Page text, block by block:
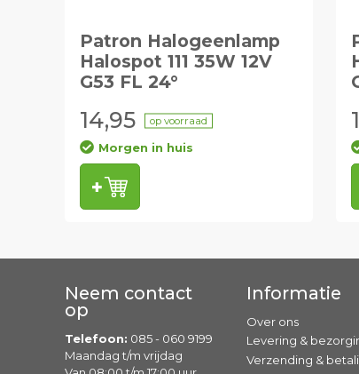
Patron Halogeenlamp
Halospot 111 35W 12V
G53 FL 24°
14,95 op voorraad
Morgen in huis
Neem contact
op
Telefoon: 085 - 060 9199
Maandag t/m vrijdag
Informatie
Over ons
Levering &
Verzending &